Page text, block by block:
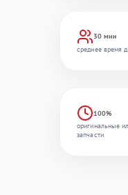
30 мин
среднее время
100%
оригинальные
запчасти